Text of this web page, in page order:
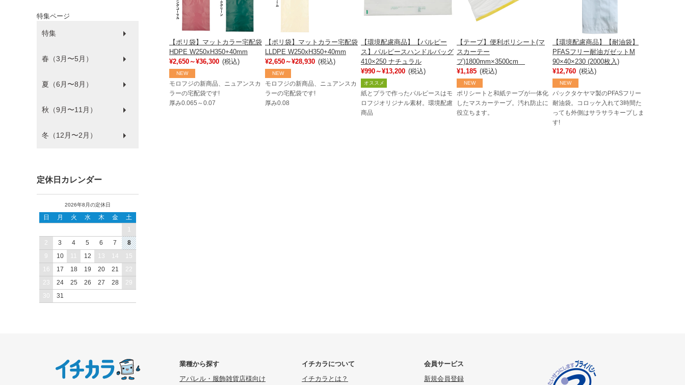
特集ページ
特集
ラッピング
パルピース
マチサイズ順
プラコップ
紙コップ
環境にやさしい商品
衛生・感染防止対策商品
薄肉化コストダウン
春（3月〜5月）
ひな祭り
夏（6月〜8月）
秋（9月〜11月）
冬（12月〜2月）
定休日カレンダー
2026年8月の定休日
日 月 火 水 木 金
土
2 3 4 5 6 7 8
9 10 12 13 14 15
16 17 18 19 20 21 22
23 24 25 26 27 28 29
30 31
【ポリ袋】マットカラー宅配袋
HDPE W250xH350+40mm
¥2,650～¥36,300 (税込)
NEW
モロフジの新商品、ニュアンスカ
ラーの宅配袋です!
厚み0.065～0.07
【ポリ袋】マットカラー宅配袋
LLDPE W250xH350+40mm
¥2,650～¥28,930 (税込)
NEW
モロフジの新商品、ニュアンスカ
ラーの宅配袋です!
厚み0.08
【環境配慮商品】【パルピー
ス】パルピースハンドルバッグ
410×250 ナチュラル
¥990～¥13,200 (税込)
オススメ
紙とプラで作ったパルピースはモ
ロフジオリジナル素材。環境配慮
商品
【テープ】便利ポリシート(マ
スカーテー
プ)1800mm×3500cm
¥1,185 (税込)
NEW
ポリシートと和紙テープが一体化
したマスカーテープ。汚れ防止に
役立ちます。
【環境配慮商品】【耐油袋】
PFASフリー耐油ガゼットM
90×40×230 (2000枚入)
¥12,760 (税込)
NEW
パックタケヤマ製のPFASフリー
耐油袋。コロッケ入れて3時間た
っても外側はサラサラキープしま
す!
業種から探す
アパレル・服飾雑貨店様向け
イチカラについて
イチカラとは？
会員サービス
新規会員登録